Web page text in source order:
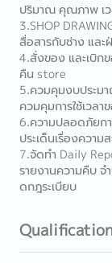
ปริมาณ คุณภาพ เว
3.SHOP
สื่อสารกับช่าง และ
4.สั่งของ และเบิก
คืน store
5.ควมคุมงบประม
ควมคุมการใช้เวล
6.ความปลอดภัยก
ประเด็นเรื่องควา
7.จัดทำ Daily
รายงานความคืบ จ
ดกฎระเบียบ